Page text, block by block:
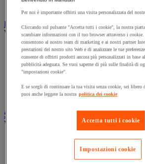
Spazzatrice
Prodotti per la pulizia
Vedi tutte le categorie
Deodorante
Detergenti per pavimenti e superfici
Detersivi e prodotti per biancheria
Prodotti per stoviglie
Prodotto di manutenzione per sanitari
Sanitari, doccia e bagno
Vedi tutte le categorie
Accessori per docce
Attrezzature da bagno
Per noi è importante offrirti una visita personalizzata del
Cliccando sul pulsante "Accetta tutti i cookie", la nostra
scambiare informazioni con il tuo browser attraverso i
consentono al nostro team di marketing e ai nostri partner
prestazioni del nostro sito Web e di analizzare le tue
consente di offrirti prodotti ancora più personalizzati in base
pubblicità adeguata. Se vuoi saperne di più sulle finalità di
"impostazioni cookie".
E se scegli di continuare la tua visita senza cookie, sei libero
puoi anche leggere la nostra politica dei cookie
Accetta tutti i cookie
Impostazioni cookie